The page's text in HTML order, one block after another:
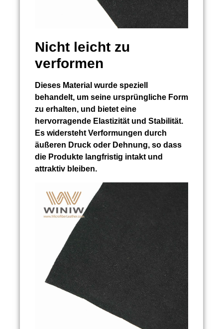
Nicht leicht zu
verformen
Dieses Material wurde speziell
behandelt, um seine ursprüngliche Form
zu erhalten, und bietet eine
hervorragende Elastizität und Stabilität.
Es widersteht Verformungen durch
äußeren Druck oder Dehnung, so dass
die Produkte langfristig intakt und
attraktiv bleiben.